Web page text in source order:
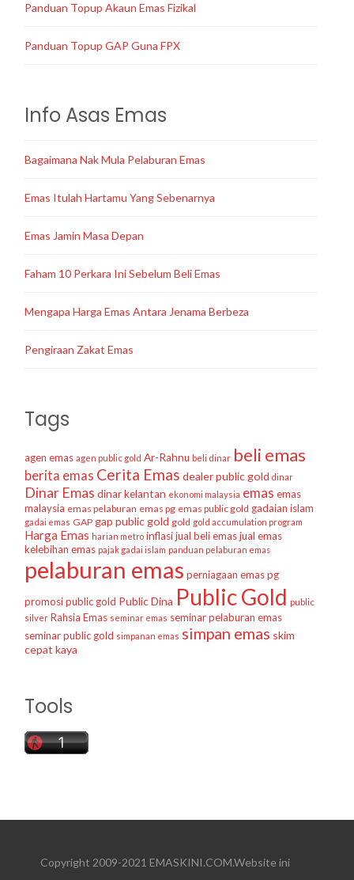
Panduan Topup Akaun Emas Fizikal
Panduan Topup GAP Guna FPX
Info Asas Emas
Bagaimana Nak Mula Pelaburan Emas
Emas Itulah Hartamu Yang Sebenarnya
Emas Jamin Masa Depan
Faham 10 Perkara Ini Sebelum Beli Emas
Mengapa Harga Emas Antara Jenama Berbeza
Pengiraan Zakat Emas
Tags
agen emas agen public gold Ar-Rahnu beli dinar beli emas
berita emas Cerita Emas dealer public gold dinar
Dinar Emas dinar kelantan ekonomi malaysia emas emas
malaysia emas pelaburan emas pg emas public gold gadaian islam
gadai emas GAP gap public gold gold gold accumulation program
Harga Emas harian metro inflasijual beli emasjual emas
kelebihan emas pajak gadai islam panduan pelaburan emas
pelaburan emas perniagaan emaspg
promosi public gold Public Dina Public Gold public
silver Rahsia Emas seminar emas seminar pelaburan emas
seminar public gold simpanan emas simpan emas skim
cepat kaya
Tools
Copyright 2009-2021 EMASKINI.COM.Website ini